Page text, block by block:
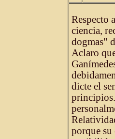
Respecto
ciencia,
dogmas"
Aclaro
dicte el
porque su